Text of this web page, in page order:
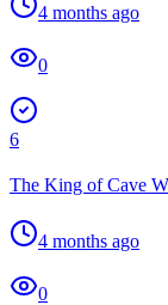
4 months ago
0
6
The King of Cave
4 months ago
0